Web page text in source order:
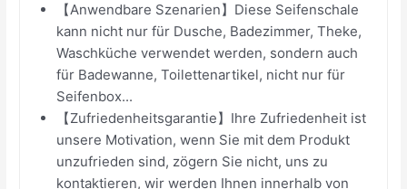
【Anwendbare Szenarien】Diese Seifenschale
kann nicht nur für Dusche, Badezimmer, Theke,
Waschküche verwendet werden, sondern auch
für Badewanne, Toilettenartikel, nicht nur für
Seifenbox...
【Zufriedenheitsgarantie】Ihre Zufriedenheit ist
unsere Motivation, wenn Sie mit dem Produkt
unzufrieden sind, zögern Sie nicht, uns zu
kontaktieren, wir werden Ihnen innerhalb von